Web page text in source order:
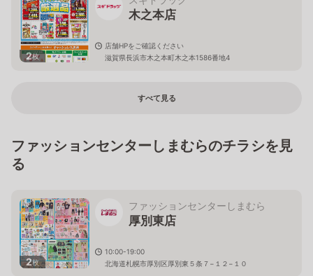
2枚
木之本店
店舗HPをご確認ください
滋賀県長浜市木之本町木之本1586番地4
すべて見る
ファッションセンターしまむらのチラシを見
る
2枚
ファッションセンターしまむら
厚別東店
10:00-19:00
北海道札幌市厚別区厚別東５条７−１２−１０